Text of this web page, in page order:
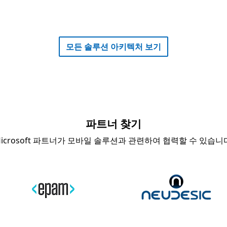
fwlink/
모든 솔루션 아키텍처 보기
파트너 찾기
파트너가 모바일 솔루션과 관련하여 협력할 수 있습니